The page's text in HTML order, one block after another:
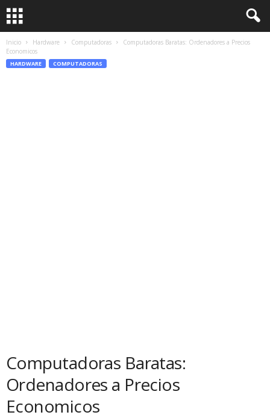
Inicio Hardware Computadoras
Computadoras Baratas: Ordenadores a Precios
Economicos
HARDWARE COMPUTADORAS
Computadoras Baratas:
Ordenadores a Precios
Economicos